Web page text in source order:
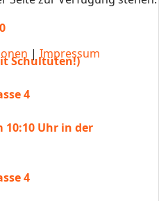
Schultüten!)
4
Uhr in der
4
|Impressum